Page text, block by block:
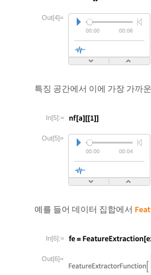
Out[4]=
특징 공간에서 이에 가장 가까
In[5]:=
Out[5]=
예를 들어 데이터 집합에서
In[6]:=
Out[6]=